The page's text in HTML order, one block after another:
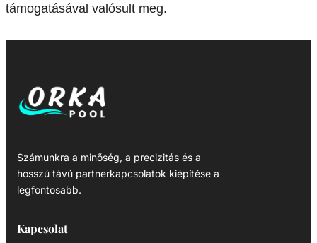
támogatásával valósult meg.
Számunkra a minőség, a precizitás és a
hosszú távú partnerkapcsolatok kiépítése a
legfontosabb.
Kapcsolat